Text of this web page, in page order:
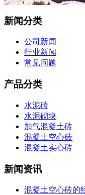
新闻分类
公司新闻
行业新闻
常见问题
产品分类
水泥砖
水泥砌块
加气混凝土砖
混凝土空心砖
混凝土实心砖
新闻资讯
混凝土空心砖的